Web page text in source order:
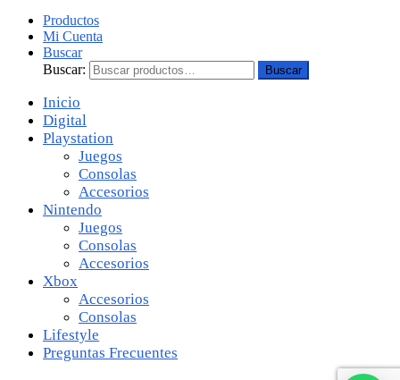
Productos
Mi Cuenta
Buscar
Buscar:
Buscar
Inicio
Digital
Playstation
Juegos
Consolas
Accesorios
Nintendo
Juegos
Consolas
Accesorios
Xbox
Accesorios
Consolas
Lifestyle
Preguntas Frecuentes